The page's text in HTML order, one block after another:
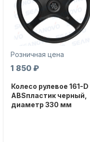
Автохолодильник
Розничная цена
1 850 ₽
Колесо рулевое 161-D
ABSпластик черный,
диаметр 330 мм